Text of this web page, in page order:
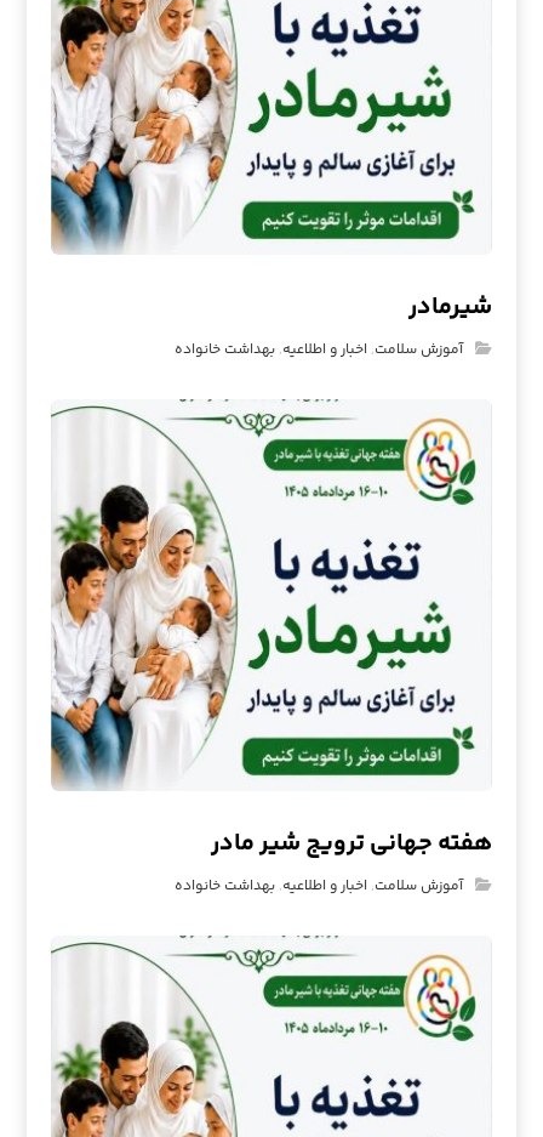
شیرمادر
آموزش سلامت, اخبار و اطلاعیه,بهداشت خانواده
هفته جهانی ترویج شیر مادر
آموزش سلامت, اخبار و اطلاعیه,بهداشت خانواده